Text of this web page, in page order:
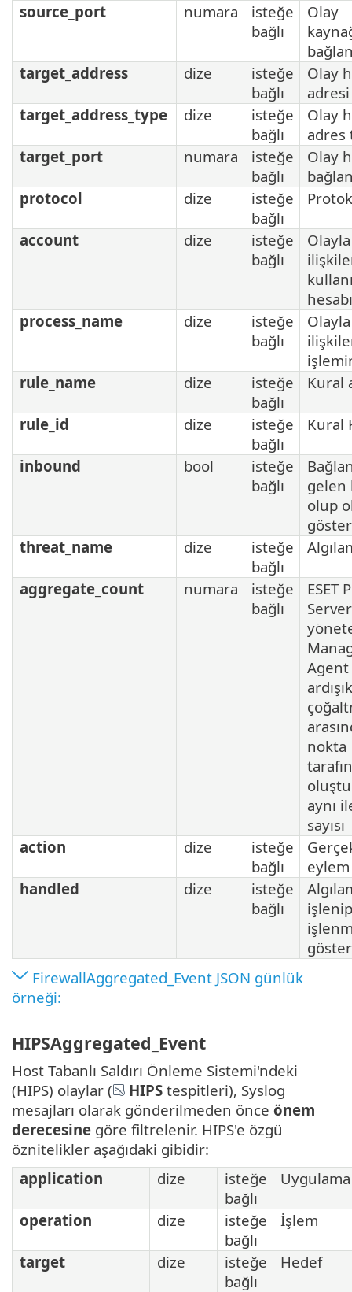
source_port
numara
isteğe
bağlı
Olay
target_address
dize
isteğe
bağlı
Olay
adresi
target_address_type
dize
isteğe
bağlı
Olay
target_port
numara
isteğe
bağlı
Olay
protocol
dize
isteğe
bağlı
account dize
isteğe
bağlı
Olayla
process_name
dize
isteğe
bağlı
Olayla
rule_name
dize
isteğe
bağlı
Kural
rule_id dize
isteğe
bağlı
Kural
inbound bool
isteğe
bağlı
gelen
olup
threat_name
dize
isteğe
bağlı
aggregate_count numara
isteğe
bağlı
ESET
Agent
nokta
aynı
sayısı
action
dize
isteğe
bağlı
eylem
handled
dize
isteğe
bağlı
işlenip
FirewallAggregated_Event JSON günlük
örneği:
HIPSAggregated_Event
Host Tabanlı Saldırı Önleme Sistemi'ndeki
(HIPS) olaylar (
HIPS tespitleri), Syslog
mesajları olarak gönderilmeden önce önem
derecesine göre filtrelenir. HIPS'e özgü
öznitelikler aşağıdaki gibidir:
application
dize
isteğe
bağlı
Uygulama
operation dize
isteğe
bağlı
İşlem
target dize
isteğe
bağlı
Hedef